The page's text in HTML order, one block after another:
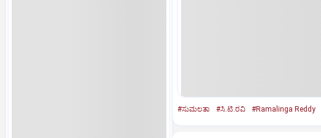
#ಸುಮಲತಾ #ಸಿ.ಟಿ.ರವಿ #Ramalinga Reddy